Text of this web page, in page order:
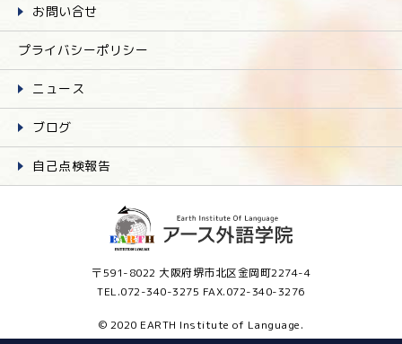
お問い合せ
プライバシーポリシー
ニュース
ブログ
自己点検報告
〒591-8022 大阪府堺市北区金岡町2274-4
TEL.072-340-3275 FAX.072-340-3276
© 2020 EARTH Institute of Language.